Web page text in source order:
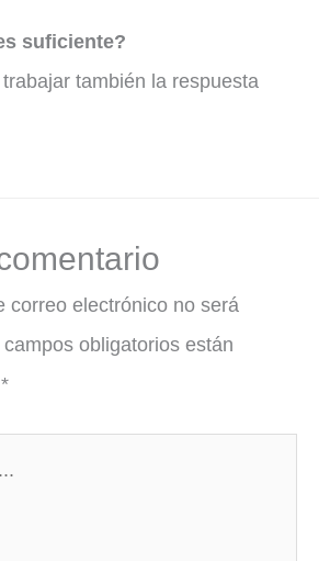
suficiente?
también la respuesta
correo electrónico no será
campos obligatorios están
*